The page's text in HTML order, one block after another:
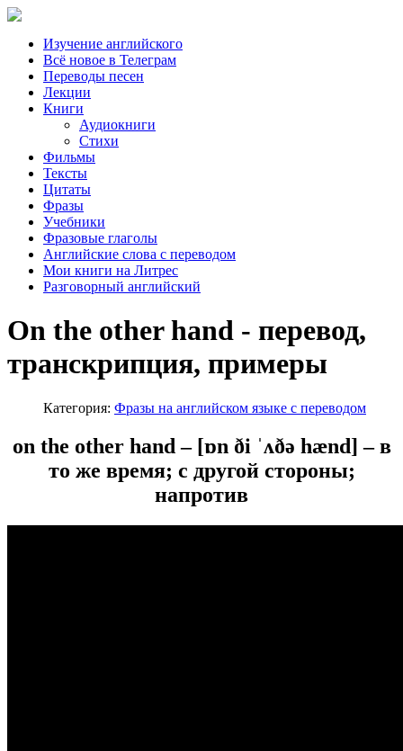
Изучение английского
Всё новое в Телеграм
Переводы песен
Лекции
Книги
Аудиокниги
Стихи
Фильмы
Тексты
Цитаты
Фразы
Учебники
Фразовые глаголы
Английские слова с переводом
Мои книги на Литрес
Разговорный английский
On the other hand - перевод,
транскрипция, примеры
Категория: Фразы на английском языке с переводом
on the other hand – [ɒn ði ˈʌðə hænd] – в
то же время; с другой стороны;
напротив